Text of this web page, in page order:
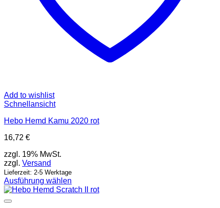
Add to wishlist
Schnellansicht
Hebo Hemd Kamu 2020 rot
16,72 €
zzgl. 19% MwSt.
zzgl. Versand
Lieferzeit: 2-5 Werktage
Ausführung wählen
Dieses
Produkt